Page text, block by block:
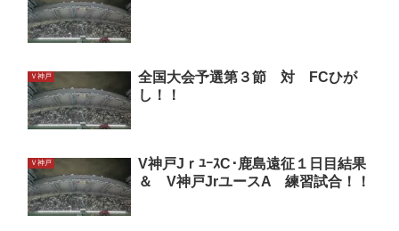
Ｖ神戸
全国大会予選第３節 対 FCひが
し！！
Ｖ神戸
V神戸JｒﾕｰｽC･鹿島遠征１日目結果
＆ V神戸JrユースA 練習試合！！